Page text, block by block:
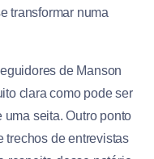
transformar numa
de Manson
clara como pode ser
seita. Outro ponto
trechos de entrevistas